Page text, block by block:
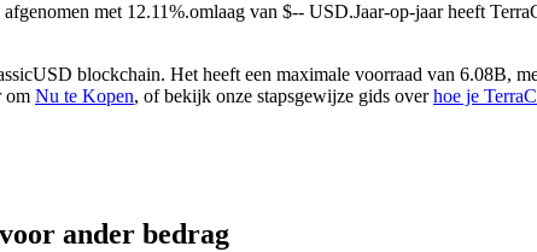
met 12.11%.omlaag van $-- USD.Jaar-op-jaar heeft
blockchain. Het heeft een maximale voorraad van 6.08B,
om Nu te Kopen, of bekijk onze stapsgewijze gids overhoe je
ander bedrag